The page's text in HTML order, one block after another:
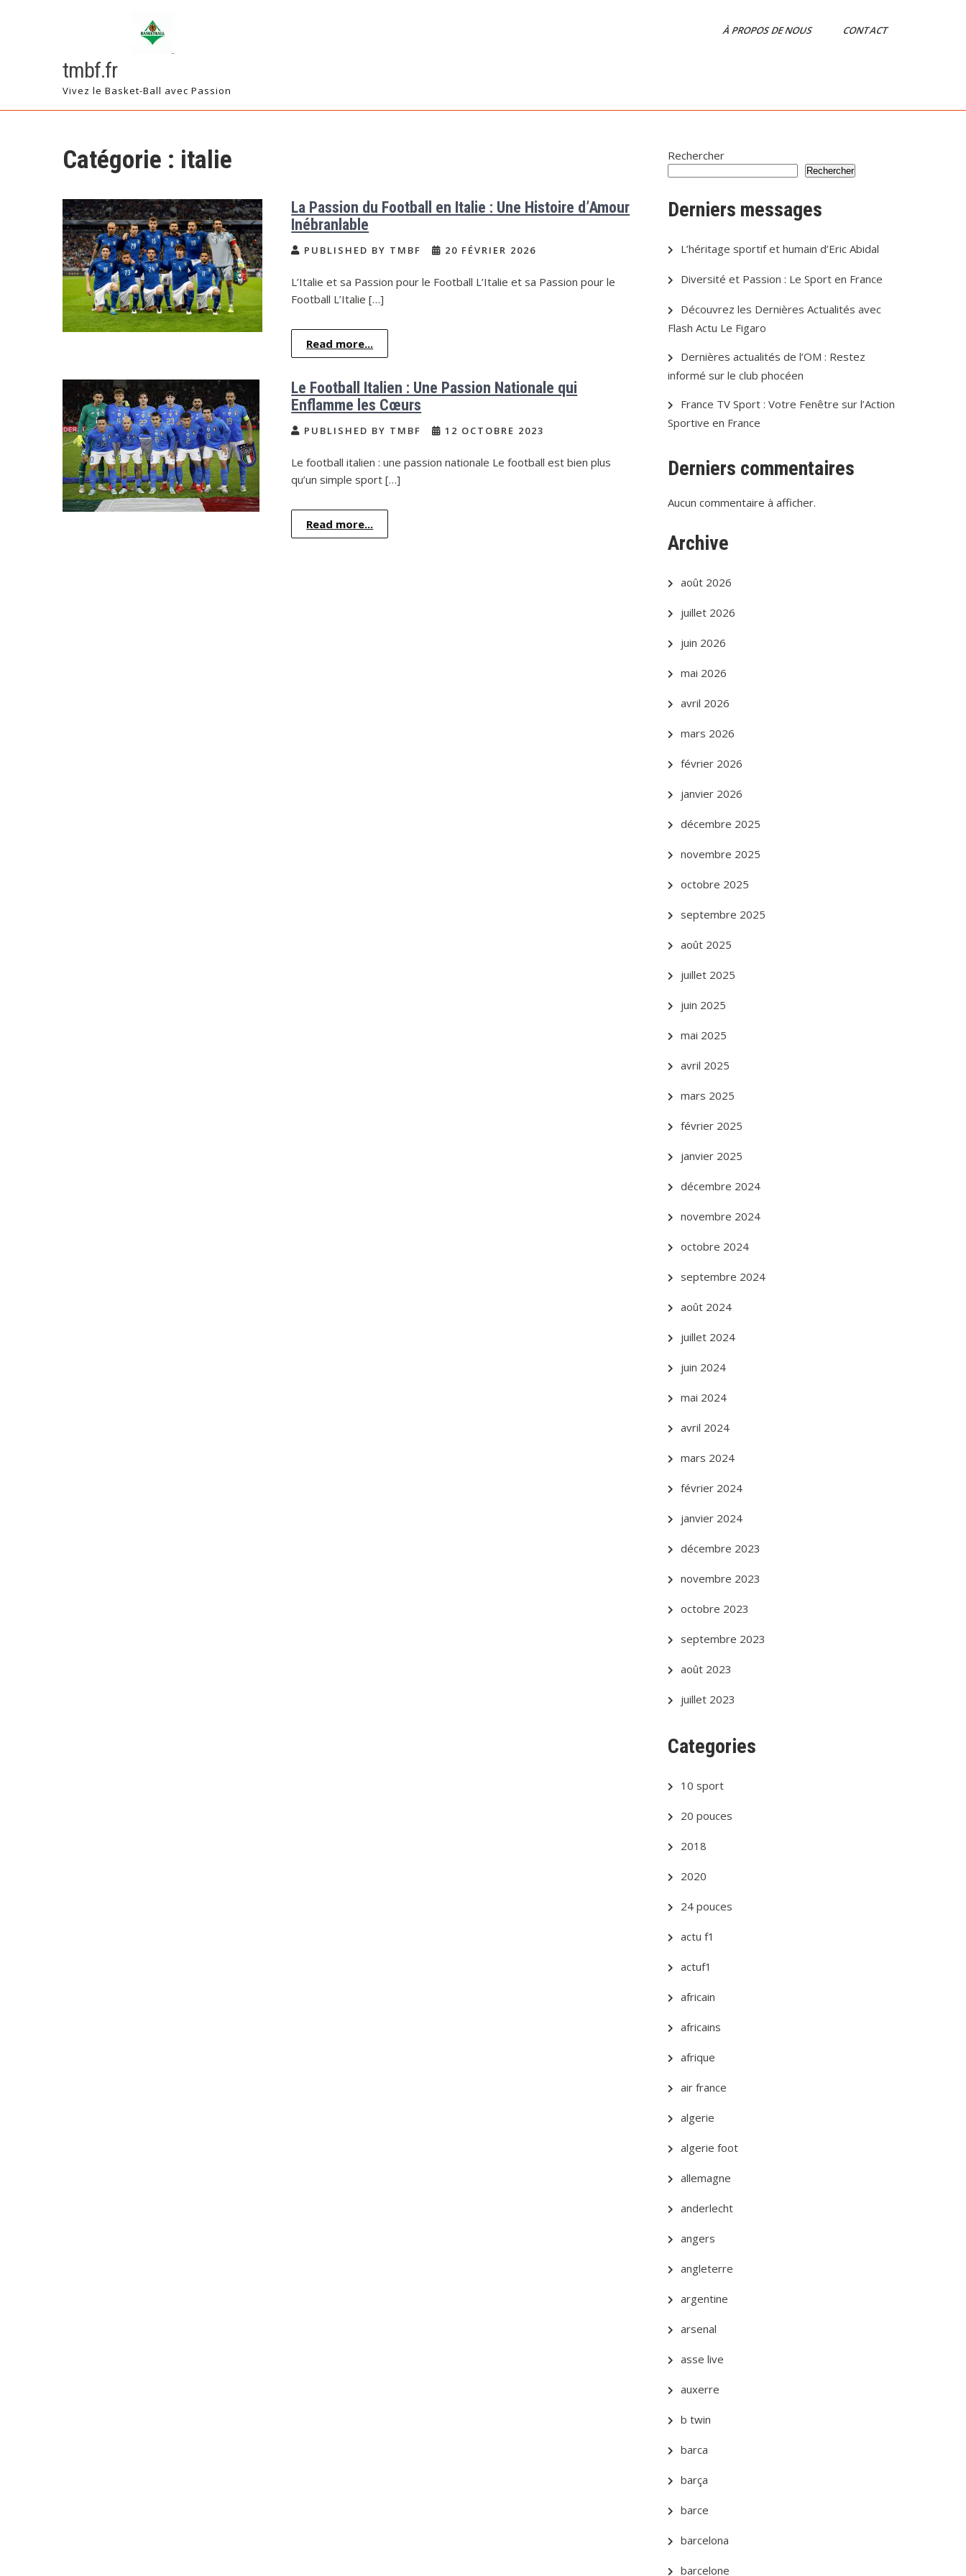
tmbf.fr
Vivez le Basket-Ball avec Passion
À PROPOS DE NOUS CONTACT
Catégorie : italie
La Passion du Football en Italie : Une Histoire d’Amour
Inébranlable
PUBLISHED BY TMBF 20 FÉVRIER 2026
L’Italie et sa Passion pour le Football L’Italie et sa Passion pour le
Football L’Italie […]
Read more...
Le Football Italien : Une Passion Nationale qui
Enflamme les Cœurs
PUBLISHED BY TMBF 12 OCTOBRE 2023
Le football italien : une passion nationale Le football est bien plus
qu’un simple sport […]
Read more...
Rechercher
Rechercher
Derniers messages
L’héritage sportif et humain d’Eric Abidal
Diversité et Passion : Le Sport en France
Découvrez les Dernières Actualités avec
Flash Actu Le Figaro
Dernières actualités de l’OM : Restez
informé sur le club phocéen
France TV Sport : Votre Fenêtre sur l’Action
Sportive en France
Derniers commentaires
Aucun commentaire à afficher.
Archive
août 2026
juillet 2026
juin 2026
mai 2026
avril 2026
mars 2026
février 2026
janvier 2026
décembre 2025
novembre 2025
octobre 2025
septembre 2025
août 2025
juillet 2025
juin 2025
mai 2025
avril 2025
mars 2025
février 2025
janvier 2025
décembre 2024
novembre 2024
octobre 2024
septembre 2024
août 2024
juillet 2024
juin 2024
mai 2024
avril 2024
mars 2024
février 2024
janvier 2024
décembre 2023
novembre 2023
octobre 2023
septembre 2023
août 2023
juillet 2023
Categories
10 sport
20 pouces
2018
2020
24 pouces
actu f1
actuf1
africain
africains
afrique
air france
algerie
algerie foot
allemagne
anderlecht
angers
angleterre
argentine
arsenal
asse live
auxerre
b twin
barca
barça
barce
barcelona
barcelone